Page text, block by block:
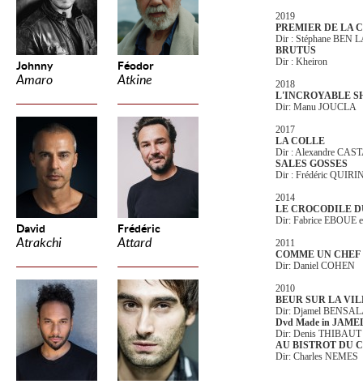
Johnny
Amaro
Féodor
Atkine
David
Atrakchi
Frédéric
Attard
2019
PREMIER DE LA
Dir : Stéphane BEN
BRUTUS
Dir : Kheiron
2018
L'INCROYABLE
Dir: Manu JOUCLA
2017
LA COLLE
Dir : Alexandre
SALES GOSSES
Dir : Frédéric
2014
LE CROCODILE
Dir: Fabrice EBOUE
2011
COMME UN CHEF
Dir: Daniel COHEN
2010
BEUR SUR LA
Dir: Djamel
Dvd Made in
Dir: Denis THIBAUT
AU BISTROT DU
Dir: Charles NEMES